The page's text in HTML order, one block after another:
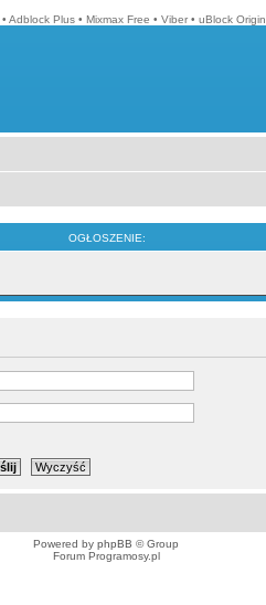
• Adblock Plus • Mixmax Free • Viber • uBlock Origin
OGŁOSZENIE:
Powered by phpBB © Group
Forum Programosy.pl